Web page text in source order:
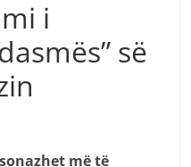
i
së
më të